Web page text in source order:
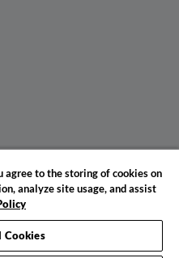
agree to the storing of cookies on
analyze site usage, and assist
Cookies